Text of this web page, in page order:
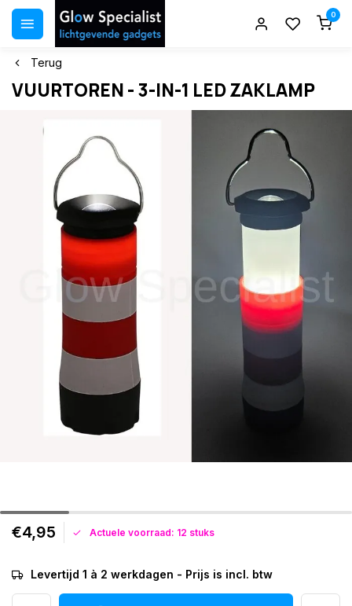
0
Terug
VUURTOREN - 3-IN-1 LED ZAKLAMP
€4,95 Actuele voorraad: 12 stuks
Levertijd 1 à 2 werkdagen - Prijs is incl. btw